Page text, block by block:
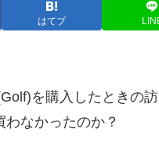
はてブ
を購入したときの
なかったのか？